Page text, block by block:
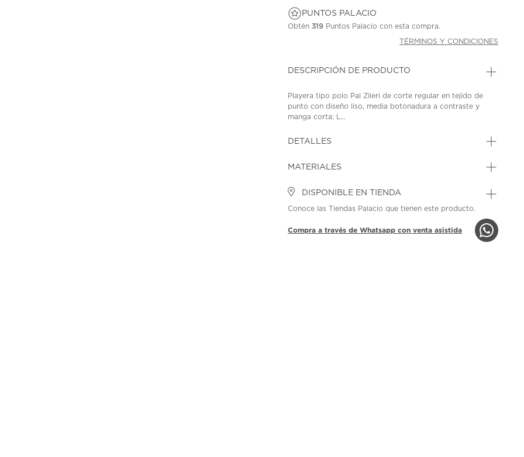
PUNTOS PALACIO
Obtén319 Puntos Palacio con esta compra.
TÉRMINOS Y CONDICIONES
DESCRIPCIÓN DE PRODUCTO
Playera tipo polo Pal Zileri de corte regular en tejido de
punto con diseño liso, media botonadura a contraste y
manga corta; L...
DETALLES
MATERIALES
DISPONIBLE EN TIENDA
Conoce las Tiendas Palacio que tienen este producto.
Compra a través de Whatsapp con venta asistida